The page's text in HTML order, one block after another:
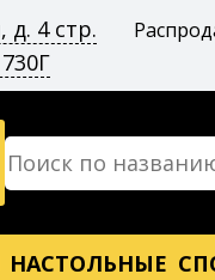
д. 4 стр.
НАСТОЛЬНЫЕ